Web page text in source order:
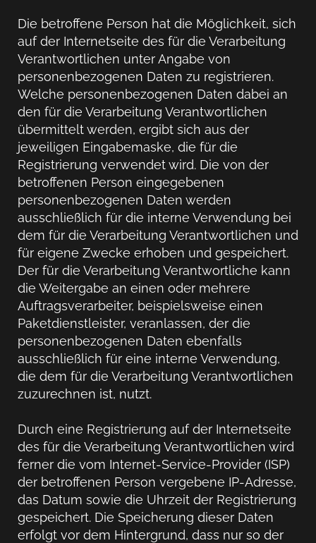
Die betroffene Person hat die Möglichkeit, sich
auf der Internetseite des für die Verarbeitung
Verantwortlichen unter Angabe von
personenbezogenen Daten zu registrieren.
Welche personenbezogenen Daten dabei an
den für die Verarbeitung Verantwortlichen
übermittelt werden, ergibt sich aus der
jeweiligen Eingabemaske, die für die
Registrierung verwendet wird. Die von der
betroffenen Person eingegebenen
personenbezogenen Daten werden
ausschließlich für die interne Verwendung bei
dem für die Verarbeitung Verantwortlichen und
für eigene Zwecke erhoben und gespeichert.
Der für die Verarbeitung Verantwortliche kann
die Weitergabe an einen oder mehrere
Auftragsverarbeiter, beispielsweise einen
Paketdienstleister, veranlassen, der die
personenbezogenen Daten ebenfalls
ausschließlich für eine interne Verwendung,
die dem für die Verarbeitung Verantwortlichen
zuzurechnen ist, nutzt.
Durch eine Registrierung auf der Internetseite
des für die Verarbeitung Verantwortlichen wird
ferner die vom Internet-Service-Provider (ISP)
der betroffenen Person vergebene IP-Adresse,
das Datum sowie die Uhrzeit der Registrierung
gespeichert. Die Speicherung dieser Daten
erfolgt vor dem Hintergrund, dass nur so der